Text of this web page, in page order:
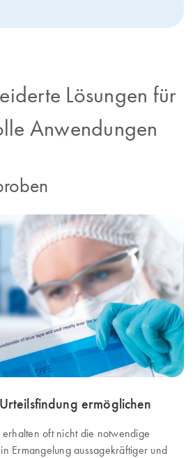
Lösungen für
Anwendungen
ermöglichen
oft nicht die notwendige
Ermangelung aussagekräftiger und